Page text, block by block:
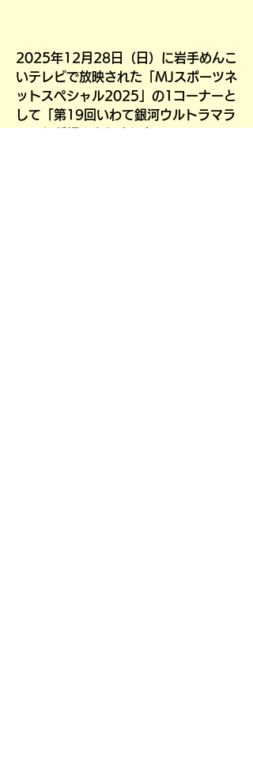
2025年12月28日（日）に岩手めんこ
いテレビで放映された「MJスポーツネ
ットスペシャル2025」の1コーナーと
して「第19回いわて銀河ウルトラマラ